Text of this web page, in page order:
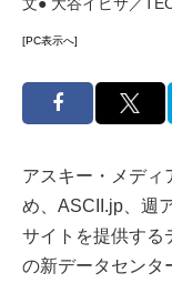
[PC表示へ]
アスキー・メディ
め、ASCII.jp、週
サイトを提供する
の新データセンタ